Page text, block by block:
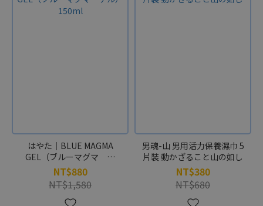
はやた｜BLUE MAGMA
GEL（ブルーマグマ ゲ
ル）150ml
NT$880
NT$1,580
男魂-山 男用活力保養濕巾 5
片裝 動かざること山の如し
NT$380
NT$680